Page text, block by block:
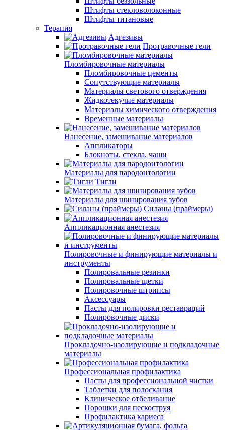
Штифты стекловолоконные
Штифты титановые
Терапия
Адгезивы
Протравочные гели
Пломбировочные материалы
Пломбировочные цементы
Сопутствующие материалы
Материалы светового отверждения
Жидкотекучие материалы
Материалы химического отверждения
Временные материалы
Нанесение, замешивание материалов
Аппликаторы
Блокноты, стекла, чаши
Материалы для пародонтологии
Тигли
Материалы для шинирования зубов
Силаны (праймеры)
Аппликационная анестезия
Полировочные и финирующие материалы и
инструменты
Полировальные резинки
Полировальные щетки
Полировочные штрипсы
Аксессуары
Пасты для полировки реставраций
Полировочные диски
Прокладочно-изолирующие и подкладочные
материалы
Профессиональная профилактика
Пасты для профессиональной чистки
Таблетки для полоскания
Клиническое отбеливание
Порошки для пескоструя
Профилактика кариеса